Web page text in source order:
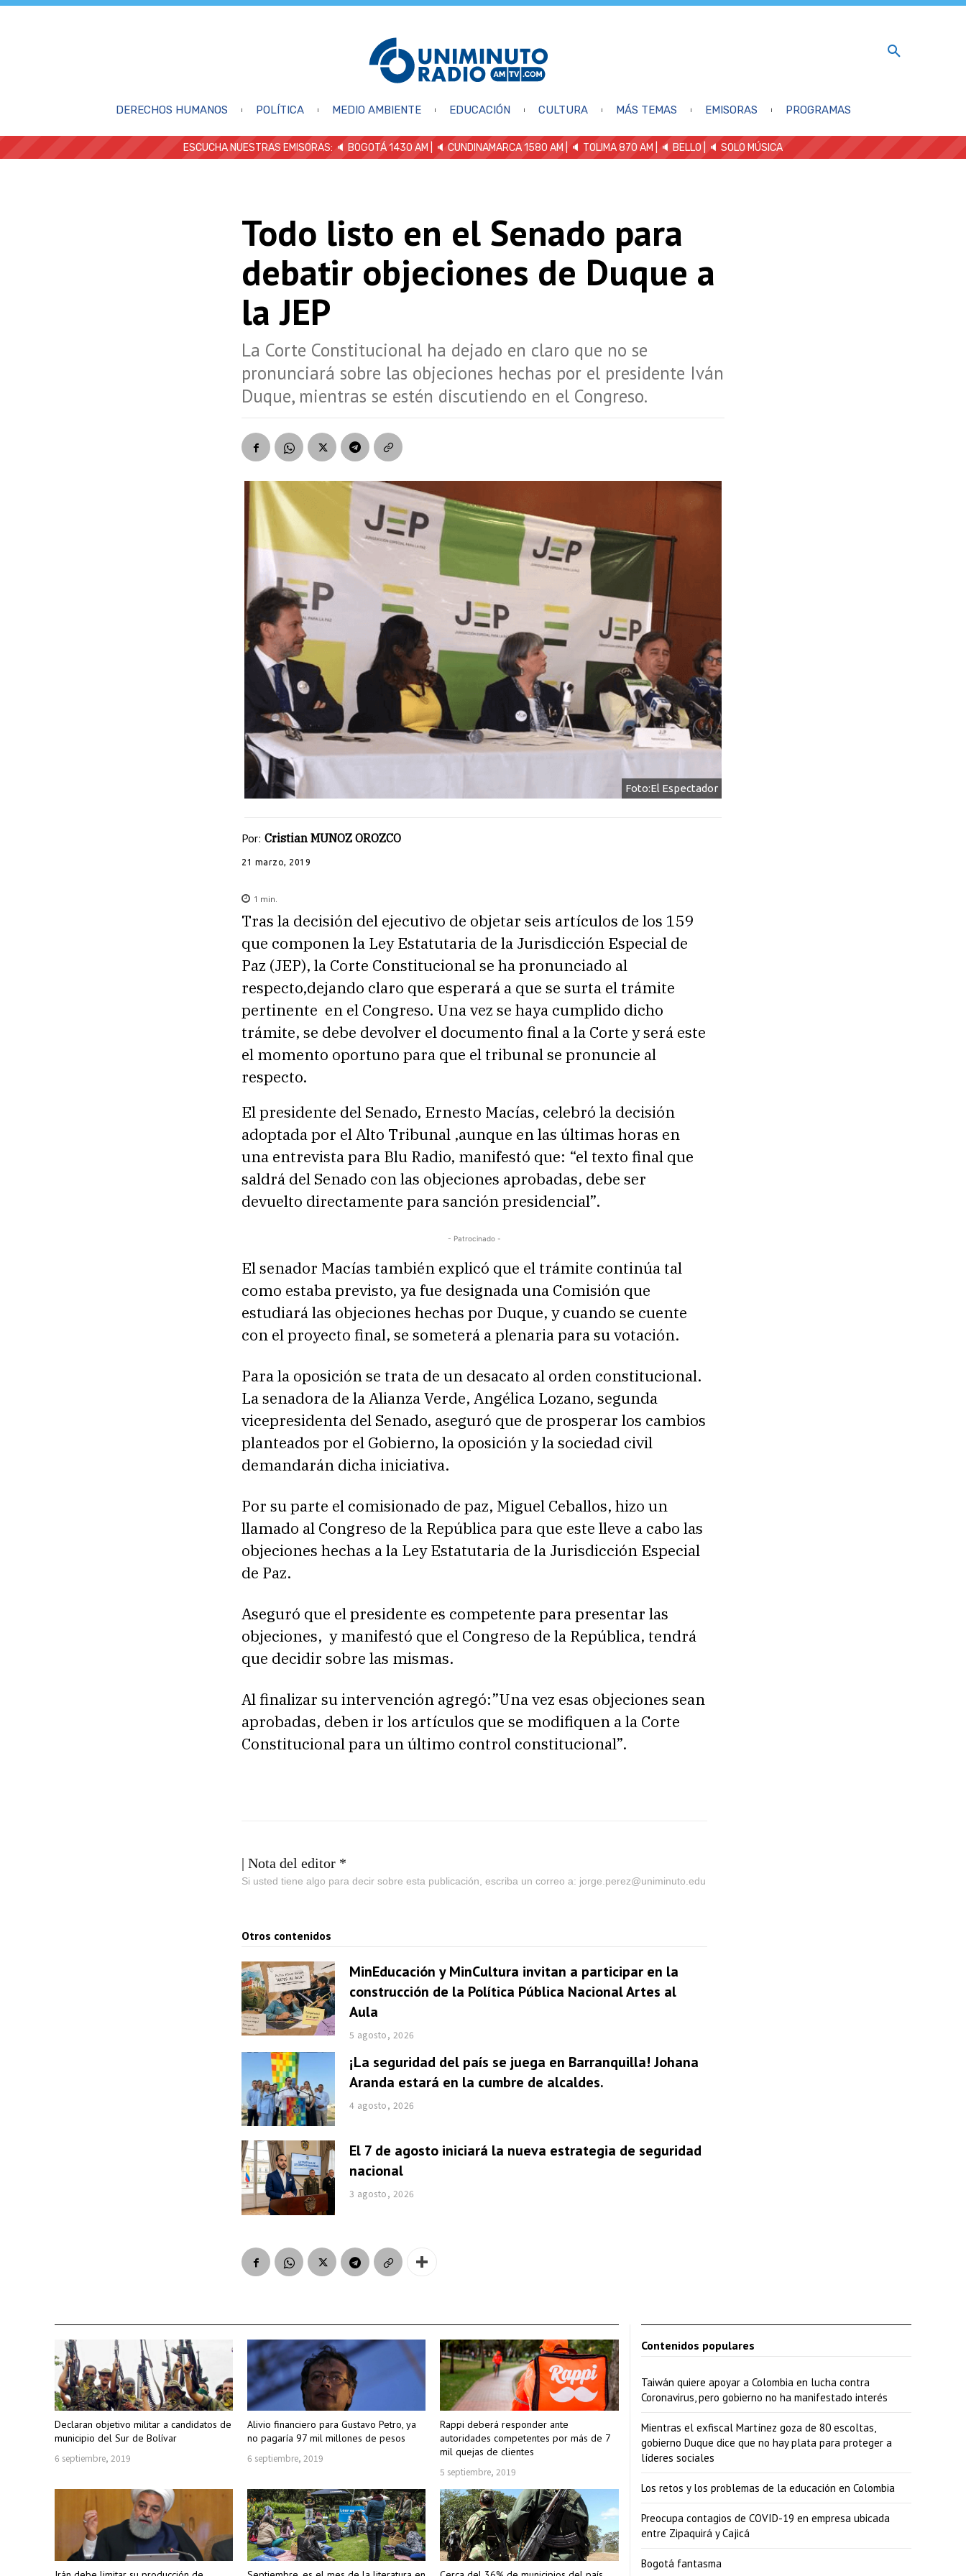
DERECHOS HUMANOS POLÍTICA MEDIO AMBIENTE EDUCACIÓN CULTURA MÁS TEMAS EMISORAS PROGRAMAS
ESCUCHA NUESTRAS EMISORAS: 🔈 BOGOTÁ 1430 AM | 🔈 CUNDINAMARCA 1580 AM | 🔈 TOLIMA 870 AM | 🔈 BELLO 🔈 SOLO MÚSICA
Todo listo en el Senado para
debatir objeciones de Duque a
la JEP
La Corte Constitucional ha dejado en claro que no se
pronunciará sobre las objeciones hechas por el presidente Iván
Duque, mientras se estén discutiendo en el Congreso.
Foto:El Espectador
Por: Cristian MUNOZ OROZCO
21 marzo, 2019
1 min.
Tras la decisión del ejecutivo de objetar seis artículos de los 159
que componen la Ley Estatutaria de la Jurisdicción Especial de
Paz (JEP), la Corte Constitucional se ha pronunciado al
respecto,dejando claro que esperará a que se surta el trámite
pertinente en el Congreso. Una vez se haya cumplido dicho
trámite, se debe devolver el documento final a la Corte y será este
el momento oportuno para que el tribunal se pronuncie al
respecto.
El presidente del Senado, Ernesto Macías, celebró la decisión
adoptada por el Alto Tribunal ,aunque en las últimas horas en
una entrevista para Blu Radio, manifestó que: “el texto final que
saldrá del Senado con las objeciones aprobadas, debe ser
devuelto directamente para sanción presidencial”.
- Patrocinado -
El senador Macías también explicó que el trámite continúa tal
como estaba previsto, ya fue designada una Comisión que
estudiará las objeciones hechas por Duque, y cuando se cuente
con el proyecto final, se someterá a plenaria para su votación.
Para la oposición se trata de un desacato al orden constitucional.
La senadora de la Alianza Verde, Angélica Lozano, segunda
vicepresidenta del Senado, aseguró que de prosperar los cambios
planteados por el Gobierno, la oposición y la sociedad civil
demandarán dicha iniciativa.
Por su parte el comisionado de paz, Miguel Ceballos, hizo un
llamado al Congreso de la República para que este lleve a cabo las
objeciones hechas a la Ley Estatutaria de la Jurisdicción Especial
de Paz.
Aseguró que el presidente es competente para presentar las
objeciones, y manifestó que el Congreso de la República, tendrá
que decidir sobre las mismas.
Al finalizar su intervención agregó:”Una vez esas objeciones sean
aprobadas, deben ir los artículos que se modifiquen a la Corte
Constitucional para un último control constitucional”.
| Nota del editor *
Si usted tiene algo para decir sobre esta publicación, escriba un correo a: jorge.perez@uniminuto.edu
Otros contenidos
MinEducación y MinCultura invitan a participar en la
construcción de la Política Pública Nacional Artes al
Aula
5 agosto, 2026
¡La seguridad del país se juega en Barranquilla! Johana
Aranda estará en la cumbre de alcaldes.
4 agosto, 2026
El 7 de agosto iniciará la nueva estrategia de seguridad
nacional
3 agosto, 2026
Declaran objetivo militar a candidatos de
municipio del Sur de Bolívar
6 septiembre, 2019
Alivio financiero para Gustavo Petro, ya
no pagaría 97 mil millones de pesos
6 septiembre, 2019
Rappi deberá responder ante
autoridades competentes por más de 7
mil quejas de clientes
5 septiembre, 2019
Contenidos populares
Taiwán quiere apoyar a Colombia en lucha contra
Coronavirus, pero gobierno no ha manifestado interés
Mientras el exfiscal Martínez goza de 80 escoltas,
gobierno Duque dice que no hay plata para proteger a
líderes sociales
Los retos y los problemas de la educación en Colombia
Preocupa contagios de COVID-19 en empresa ubicada
entre Zipaquirá y Cajicá
Bogotá fantasma